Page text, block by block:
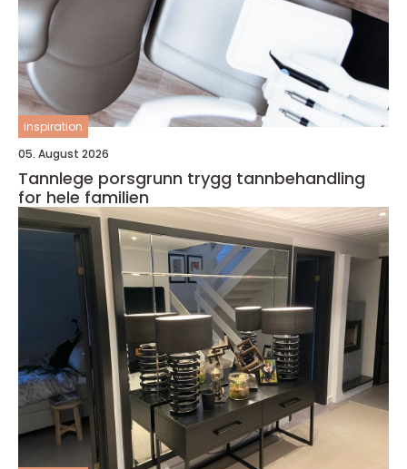
inspiration
05. August 2026
Tannlege porsgrunn trygg tannbehandling
for hele familien